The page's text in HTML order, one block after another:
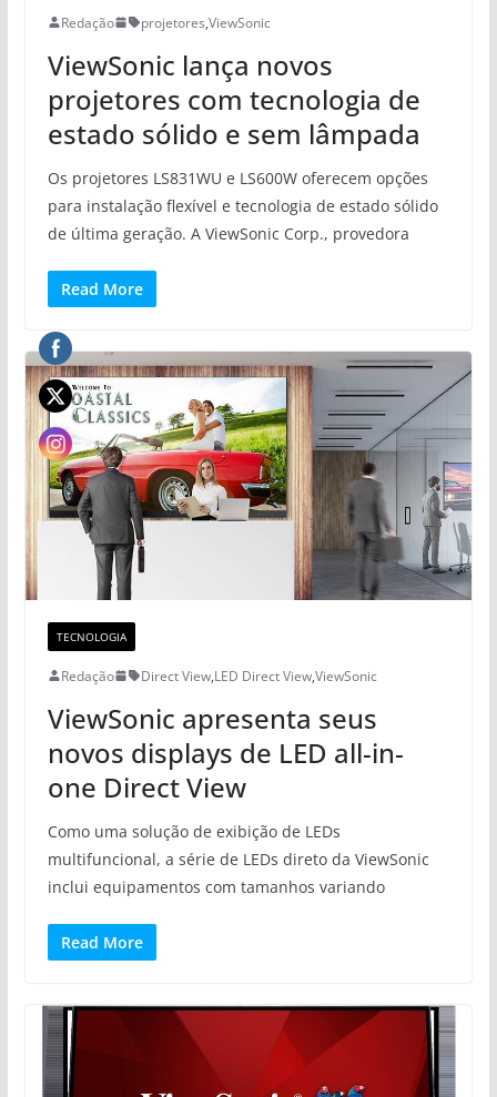
Redação projetores,ViewSonic
ViewSonic lança novos
projetores com tecnologia de
estado sólido e sem lâmpada
Os projetores LS831WU e LS600W oferecem opções
para instalação flexível e tecnologia de estado sólido
de última geração. A ViewSonic Corp., provedora
Read More
TECNOLOGIA
Redação Direct View,LED Direct View,ViewSonic
ViewSonic apresenta seus
novos displays de LED all-in-
one Direct View
Como uma solução de exibição de LEDs
multifuncional, a série de LEDs direto da ViewSonic
inclui equipamentos com tamanhos variando
Read More